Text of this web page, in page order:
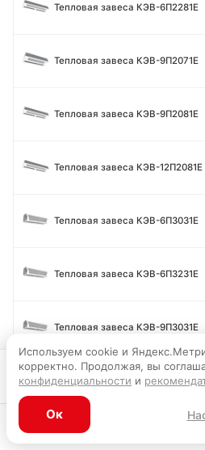
Главная
Тепловая завеса КЭВ-6П2281E
Тепловая завеса КЭВ-9П2071E
Тепловая завеса КЭВ-9П2081E
Тепловая завеса КЭВ-12П2081E
Тепловая завеса КЭВ-6П3031E
Тепловая завеса КЭВ-6П3231E
Тепловая завеса КЭВ-9П3031E
Тепловая завеса КЭВ-12П3031E
Тепловая завеса КЭВ-9П3011E
Используем cookie и
корректно. Продолжая, вы
конфиденциальности и
Ок
Запросить